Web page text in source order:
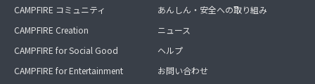
CAMPFIRE コミュニティ
CAMPFIRE Creation
CAMPFIRE for Social Good
CAMPFIRE for Entertainment
あんしん・安全への取り組み
ニュース
ヘルプ
お問い合わせ